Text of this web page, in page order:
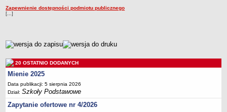
Zlikwidowane gimnazja
Przekształcone szkoły i placówki
Wielofunkcyjna Placówka
SPECJALNE OŚRODKI SZKOLNO-WYCHOWAWCZE
Specjalny Ośrodek nr 1
Specjalny Ośrodek nr 5
Zapewnienie dostępności podmiotu publicznego
[...]
metryczka
20 OSTATNIO DODANYCH
Mienie 2025
Data publikacji: 5 sierpnia 2026
Dział:Szkoły Podstawowe
Zapytanie ofertowe nr 4/2026